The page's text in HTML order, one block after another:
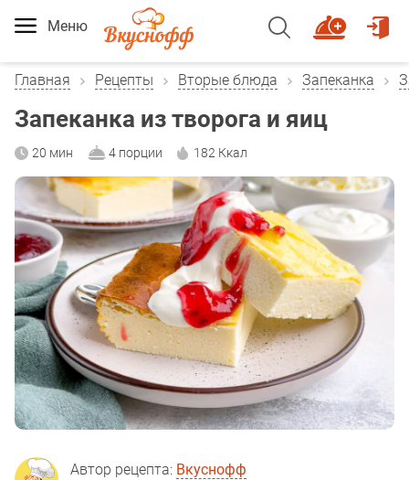
Меню
Главная Рецепты Вторые блюда Запеканка
Запеканка из творога и яиц
20 мин 4 порции 182 Ккал
Автор рецепта: Вкуснофф